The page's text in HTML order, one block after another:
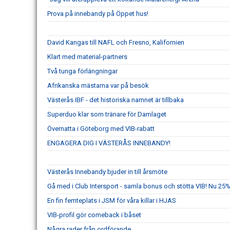
Prova på innebandy på Öppet hus!
David Kangas till NAFL och Fresno, Kalifornien
Klart med material-partners
Två tunga förlängningar
Afrikanska mästarna var på besök
Västerås IBF - det historiska namnet är tillbaka
Superduo klar som tränare för Damlaget
Övernatta i Göteborg med VIB-rabatt
ENGAGERA DIG I VÄSTERÅS INNEBANDY!
Västerås Innebandy bjuder in till årsmöte
Gå med i Club Intersport - samla bonus och stötta VIB! Nu
En fin femteplats i JSM för våra killar i HJAS
VIB-profil gör comeback i båset